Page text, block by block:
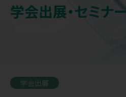
学会出展・セミナ
学会出展